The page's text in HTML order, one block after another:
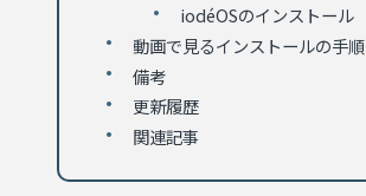
iodéOSのインストール
動画で見るインストールの手順
備考
更新履歴
関連記事